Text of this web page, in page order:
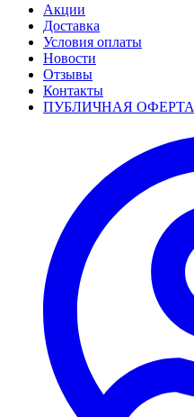
Акции
Доставка
Условия оплаты
Новости
Отзывы
Контакты
ПУБЛИЧНАЯ ОФЕРТА